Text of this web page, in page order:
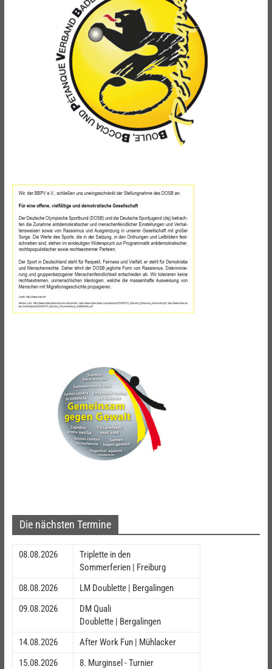
Die nächsten Termine
08.08.2026
Triplette in den
Sommerferien | Freiburg
08.08.2026
LM Doublette | Bergalingen
09.08.2026
DM Quali
Doublette | Bergalingen
14.08.2026
After Work Fun | Mühlacker
15.08.2026
8. Murginsel - Turnier